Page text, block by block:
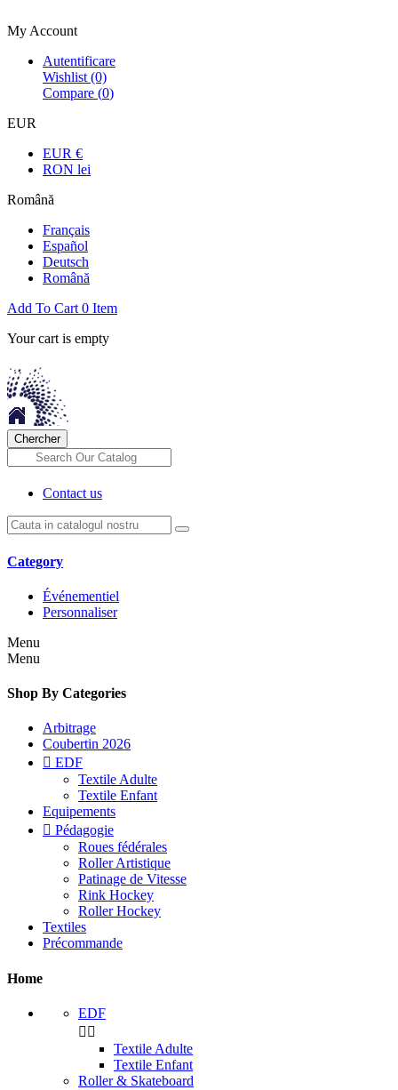
My Account
Autentificare
Wishlist (0)
Compare (0)
EUR
EUR €
RON lei
Română
Français
Español
Deutsch
Română
Add To Cart 0 Item
Your cart is empty
Chercher
Contact us
Category
Événementiel
Personnaliser
Menu
Menu
Shop By Categories
Arbitrage
Coubertin 2026
 EDF
Textile Adulte
Textile Enfant
Equipements
 Pédagogie
Roues fédérales
Roller Artistique
Patinage de Vitesse
Rink Hockey
Roller Hockey
Textiles
Précommande
Home
EDF
 
Textile Adulte
Textile Enfant
Roller & Skateboard